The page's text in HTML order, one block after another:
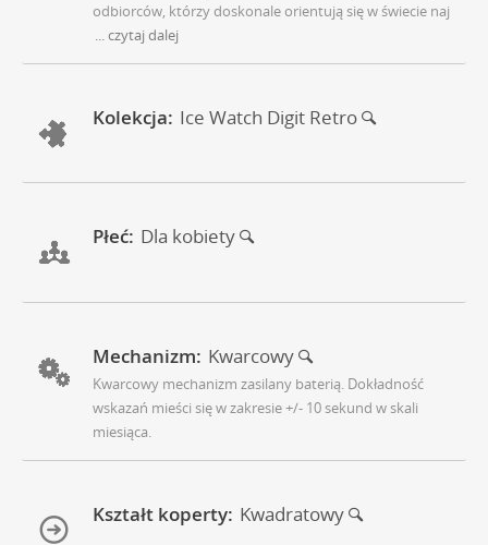
odbiorców, którzy doskonale orientują się w świecie naj
... czytaj dalej
Kolekcja: Ice Watch Digit Retro
Płeć: Dla kobiety
Mechanizm: Kwarcowy
Kwarcowy mechanizm zasilany baterią. Dokładność
wskazań mieści się w zakresie +/- 10 sekund w skali
miesiąca.
Kształt koperty: Kwadratowy